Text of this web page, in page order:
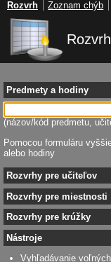
Rozvrh
Predmety a hodiny
(názov/kód predmetu,
Pomocou formuláru
alebo hodiny
Rozvrhy pre učiteľov
Rozvrhy pre miestnosti
Rozvrhy pre krúžky
Nástroje
Vyhľadávanie
Rozvrh Zoznam chýb